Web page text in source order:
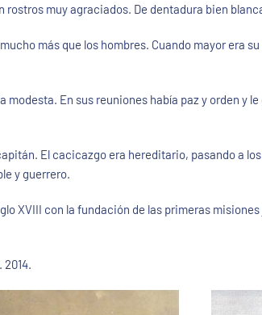
muy agraciados. De dentadura bien
más que los hombres. Cuando mayor era
En sus reuniones había paz y orden y
El cacicazgo era hereditario, pasando a
y guerrero.
XVIII con la fundación de las primeras